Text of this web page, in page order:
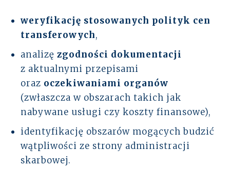
weryfikację stosowanych polityk cen
transferowych,
analizę zgodności dokumentacji
z aktualnymi przepisami
oraz oczekiwaniami organów
(zwłaszcza w obszarach takich jak
nabywane usługi czy koszty finansowe),
identyfikację obszarów mogących budzić
wątpliwości ze strony administracji
skarbowej.